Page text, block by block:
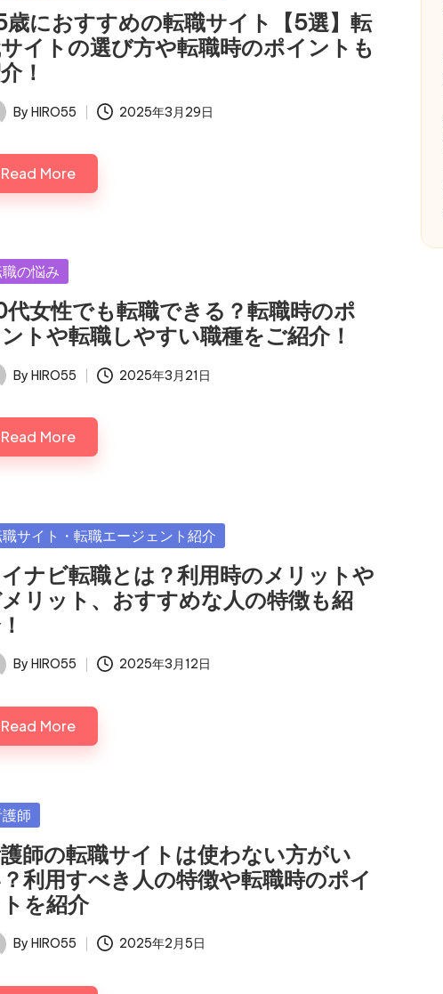
歳におすすめの転職サイト【5選】転
イトの選び方や転職時のポイントも
！
By HIRO55 2025年3月29日
Read More
の悩み
女性でも転職できる？転職時のポ
トや転職しやすい職種をご紹介！
By HIRO55 2025年3月21日
Read More
サイト・転職エージェント紹介
ナビ転職とは？利用時のメリットや
リット、おすすめな人の特徴も紹
By HIRO55 2025年3月12日
Read More
師
師の転職サイトは使わない方がい
利用すべき人の特徴や転職時のポイ
を紹介
By HIRO55 2025年2月5日